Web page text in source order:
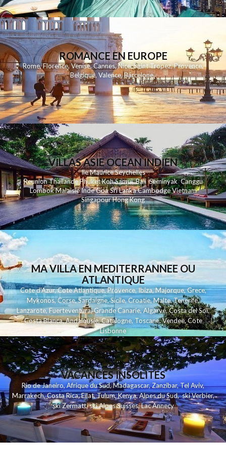
ROMANCE EN EUROPE
Rome,Florence,Venise,Cannes,Nice,Saint Tropez,Provence,
Belgique,Valence,Barcelone,
VILLAS ASIE OCEAN INDIEN
Ile MauriceSeychelles
ReunionThailandePhuketKohSamui Bali SeminyakCanggu
LombokMalaisieIndeGoaSri LankaCambodgeVietnam
SingapourHong Kong
MA VILLA EN MEDITERRANNEE OU
ATLANTIQUE
Cote d'Azur,Cote Atlantique,Provence,Ibiza,Majorque,Grece,
Mykonos,Corse,Sardaigne,Sicile,Croatie,Malte,Tenerife,
Lanzarote,Fuerteventura,Grande Canarie,Algarve,Costa del Sol,
Costa Blanca,Andalousie,Catalogne,Toscane,Vendee,Cote
Lisbonne
VACANCES INSOLITES
Rio de Janeiro,Afrique du Sud,Madagascar,Zanzibar,Tel Aviv,
Marrakech,Costa Rica,Eilat,Tulum,Kenya,Alpes du Sud,ski Verbier,
ski Zermatt,ski Alpes Suisses,Lac Annecy